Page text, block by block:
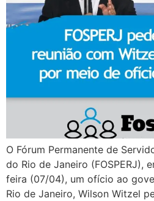
O Fórum Permanente de
do Rio de Janeiro (FOSPERJ),
feira (07/04), um ofício ao
Rio de Janeiro, Wilson Witzel